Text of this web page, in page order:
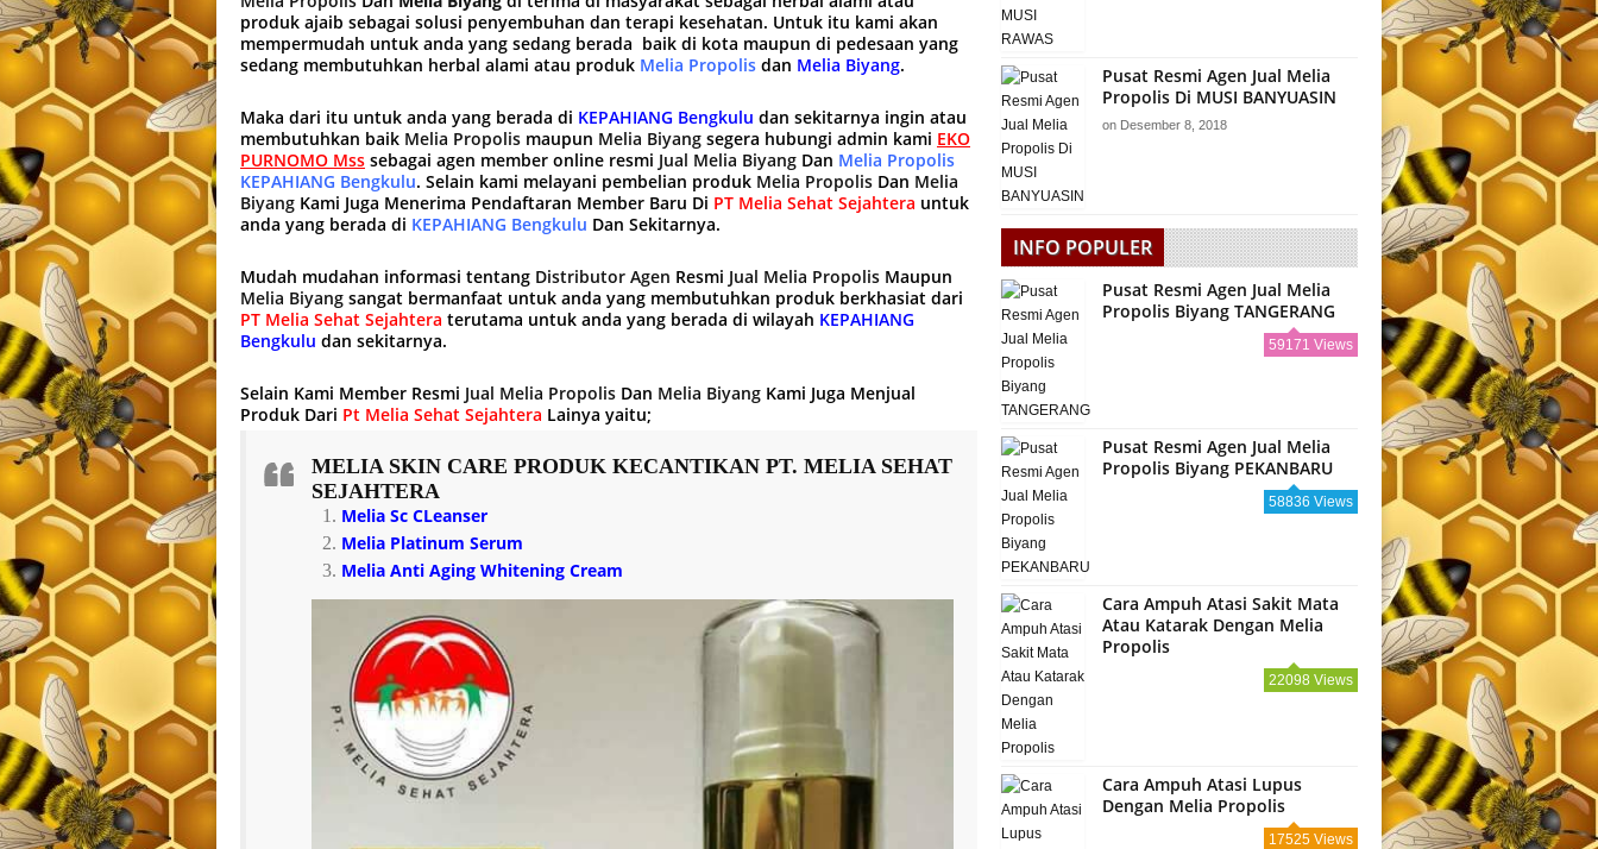
produk ajaib sebagai solusi penyembuhan dan terapi kesehatan. Untuk itu kami akan
mempermudah untuk anda yang sedang berada baik di kota maupun di pedesaan yang
sedang membutuhkan herbal alami atau produk Melia Propolis dan Melia Biyang.
Maka dari itu untuk anda yang berada di KEPAHIANG Bengkulu dan sekitarnya ingin atau
membutuhkan baik Melia Propolis maupun Melia Biyang segera hubungi admin kami EKO
PURNOMO Mss sebagai agen member online resmi Jual Melia Biyang Dan Melia Propolis
KEPAHIANG Bengkulu. Selain kami melayani pembelian produk Melia Propolis Dan Melia
Biyang Kami Juga Menerima Pendaftaran Member Baru Di PT Melia Sehat Sejahtera untuk
anda yang berada di KEPAHIANG Bengkulu Dan Sekitarnya.
Mudah mudahan informasi tentang Distributor Agen Resmi Jual Melia Propolis Maupun
Melia Biyang sangat bermanfaat untuk anda yang membutuhkan produk berkhasiat dari
PT Melia Sehat Sejahtera terutama untuk anda yang berada di wilayah KEPAHIANG
Bengkulu dan sekitarnya.
Selain Kami Member Resmi Jual Melia Propolis Dan Melia Biyang Kami Juga Menjual
Produk Dari Pt Melia Sehat Sejahtera Lainya yaitu;
MELIA SKIN CARE PRODUK KECANTIKAN PT. MELIA SEHAT
SEJAHTERA
Melia Sc CLeanser
Melia Platinum Serum
Melia Anti Aging Whitening Cream
Pusat Resmi Agen Jual Melia
Propolis Di MUSI BANYUASIN
on Desember 8, 2018
INFO POPULER
Pusat Resmi Agen Jual Melia
Propolis Biyang TANGERANG
59171 Views
Pusat Resmi Agen Jual Melia
Propolis Biyang PEKANBARU
58836 Views
Cara Ampuh Atasi Sakit Mata
Atau Katarak Dengan Melia
Propolis
22098 Views
Cara Ampuh Atasi Lupus
Dengan Melia Propolis
17525 Views